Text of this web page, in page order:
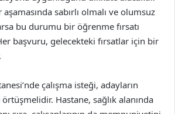
sabırlı olmalı ve olumsuz
bu durumu bir öğrenme fırsatı
başvuru, gelecekteki fırsatlar için bir
çalışma isteği, adayların
Hastane, sağlık alanında